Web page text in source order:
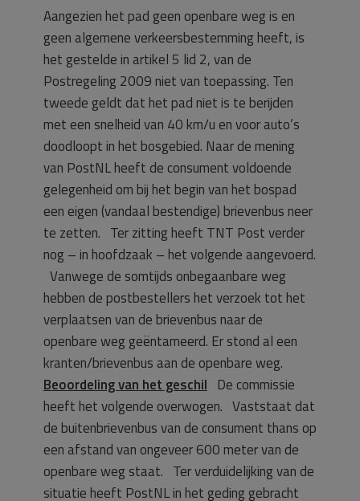
Aangezien het pad geen openbare weg is en
geen algemene verkeersbestemming heeft, is
het gestelde in artikel 5 lid 2, van de
Postregeling 2009 niet van toepassing. Ten
tweede geldt dat het pad niet is te berijden
met een snelheid van 40 km/u en voor auto’s
doodloopt in het bosgebied. Naar de mening
van PostNL heeft de consument voldoende
gelegenheid om bij het begin van het bospad
een eigen (vandaal bestendige) brievenbus neer
te zetten. Ter zitting heeft TNT Post verder
nog – in hoofdzaak – het volgende aangevoerd.
Vanwege de somtijds onbegaanbare weg
hebben de postbestellers het verzoek tot het
verplaatsen van de brievenbus naar de
openbare weg geëntameerd. Er stond al een
kranten/brievenbus aan de openbare weg.
Beoordeling van het geschil De commissie
heeft het volgende overwogen. Vaststaat dat
de buitenbrievenbus van de consument thans op
een afstand van ongeveer 600 meter van de
openbare weg staat. Ter verduidelijking van de
situatie heeft PostNL in het geding gebracht